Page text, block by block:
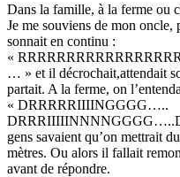
Dans la famille, à la ferme ou
Je me souviens de mon oncle,
sonnait en continu :
«
… » et il décrochait,attendait
partait. A la ferme, on
« DRRRRRIIIINGGGG…..
gens savaient qu’on mettrait
mètres. Ou alors il fallait
avant de répondre.